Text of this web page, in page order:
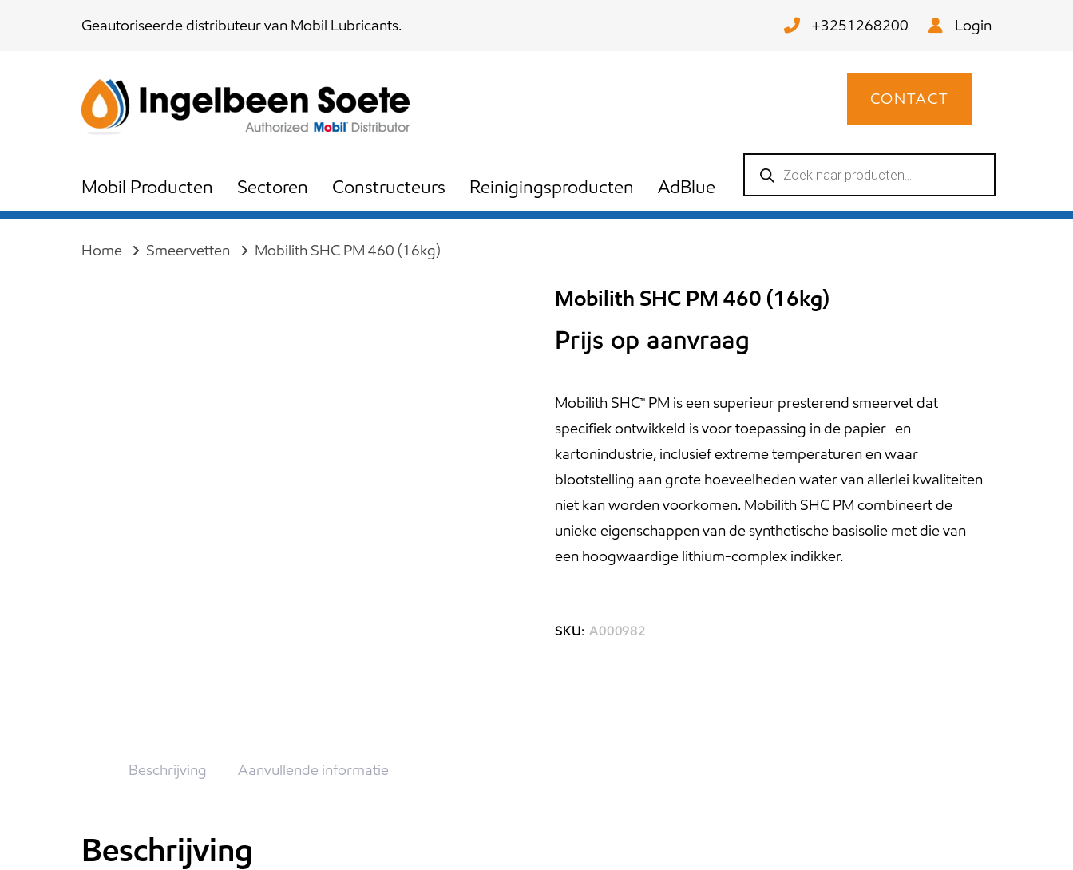
Geautoriseerde distributeur van Mobil Lubricants. +3251268200 Login
CONTACT
Mobil Producten Sectoren Constructeurs Reinigingsproducten AdBlue
Producten
zoeken
Home Smeervetten Mobilith SHC PM 460 (16kg)
Mobilith SHC PM 460 (16kg)
Prijs op aanvraag
Mobilith SHC™ PM is een superieur presterend smeervet dat
specifiek ontwikkeld is voor toepassing in de papier- en
kartonindustrie, inclusief extreme temperaturen en waar
blootstelling aan grote hoeveelheden water van allerlei kwaliteiten
niet kan worden voorkomen. Mobilith SHC PM combineert de
unieke eigenschappen van de synthetische basisolie met die van
een hoogwaardige lithium-complex indikker.
SKU: A000982
Beschrijving Aanvullende informatie
Beschrijving